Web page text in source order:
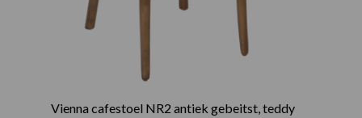
Vienna cafestoel NR2 antiek gebeitst, teddy